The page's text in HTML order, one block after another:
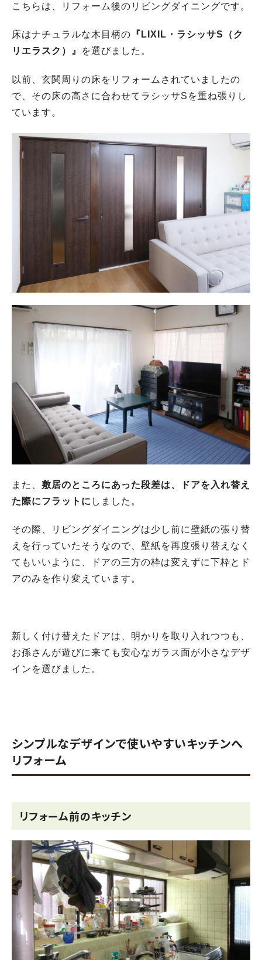
こちらは、リフォーム後のリビングダイニングです。
床はナチュラルな木目柄の 『LIXIL・ラシッサS（ク
リエラスク）』
を選びました。
以前、玄関周りの床をリフォームされていましたの
で、その床の高さに合わせてラシッサSを重ね張りし
ています。
また、 敷居のところにあった段差は、ドアを入れ替え
た際にフラットに しました。
その際、リビングダイニングは少し前に壁紙の張り替
えを行っていたそうなので、壁紙を再度張り替えなく
てもいいように、ドアの三方の枠は変えずに下枠とド
アのみを作り変えています。
新しく付け替えたドアは、明かりを取り入れつつも、
お孫さんが遊びに来ても安心なガラス面が小さなデザ
インを選びました。
シンプルなデザインで使いやすいキッチンへ
リフォーム
リフォーム前のキッチン